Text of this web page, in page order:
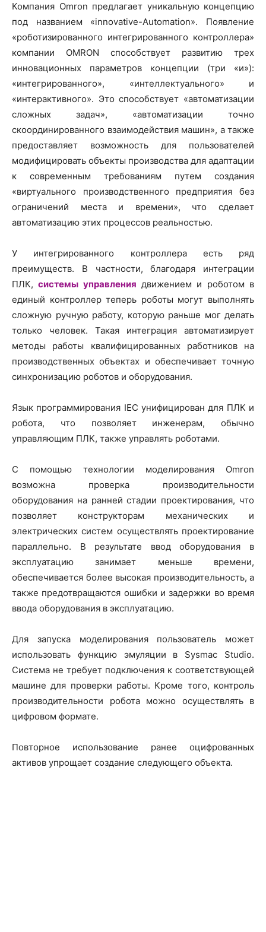
Компания Omron предлагает уникальную концепцию
под названием «innovative-Automation». Появление
«роботизированного интегрированного контроллера»
компании OMRON способствует развитию трех
инновационных параметров концепции (три «и»):
«интегрированного», «интеллектуального» и
«интерактивного». Это способствует «автоматизации
сложных задач», «автоматизации точно
скоординированного взаимодействия машин», а также
предоставляет возможность для пользователей
модифицировать объекты производства для адаптации
к современным требованиям путем создания
«виртуального производственного предприятия без
ограничений места и времени», что сделает
автоматизацию этих процессов реальностью.
У интегрированного контроллера есть ряд
преимуществ. В частности, благодаря интеграции
ПЛК,системы управления движением и роботом в
единый контроллер теперь роботы могут выполнять
сложную ручную работу, которую раньше мог делать
только человек. Такая интеграция автоматизирует
методы работы квалифицированных работников на
производственных объектах и обеспечивает точную
синхронизацию роботов и оборудования.
Язык программирования IEC унифицирован для ПЛК и
робота, что позволяет инженерам, обычно
управляющим ПЛК, также управлять роботами.
С помощью технологии моделирования Omron
возможна проверка производительности
оборудования на ранней стадии проектирования, что
позволяет конструкторам механических и
электрических систем осуществлять проектирование
параллельно. В результате ввод оборудования в
эксплуатацию занимает меньше времени,
обеспечивается более высокая производительность, а
также предотвращаются ошибки и задержки во время
ввода оборудования в эксплуатацию.
Для запуска моделирования пользователь может
использовать функцию эмуляции в Sysmac Studio.
Система не требует подключения к соответствующей
машине для проверки работы. Кроме того, контроль
производительности робота можно осуществлять в
цифровом формате.
Повторное использование ранее оцифрованных
активов упрощает создание следующего объекта.